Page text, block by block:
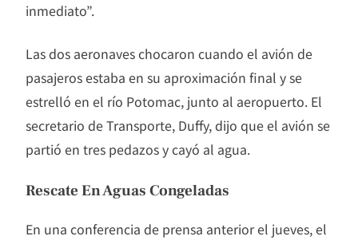
inmediato”.
Las dos aeronaves chocaron cuando el avión de
pasajeros estaba en su aproximación final y se
estrelló en el río Potomac, junto al aeropuerto. El
secretario de Transporte, Duffy, dijo que el avión se
partió en tres pedazos y cayó al agua.
Rescate En Aguas Congeladas
En una conferencia de prensa anterior el jueves, el